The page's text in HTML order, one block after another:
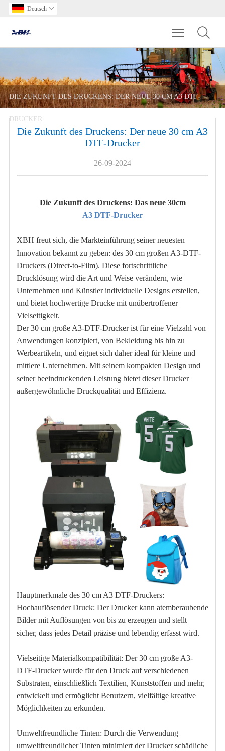
Deutsch 
Toggle
DIE ZUKUNFT DES DRUCKENS: DER NEUE 30 CM A3 DTF-
DRUCKER
Die Zukunft des Druckens: Der neue 30 cm A3
DTF-Drucker
26-09-2024
Die Zukunft des Druckens: Das neue 30cm
A3 DTF-Drucker
XBH freut sich, die Markteinführung seiner neuesten
Innovation bekannt zu geben: des 30 cm großen A3-DTF-
Druckers (Direct-to-Film). Diese fortschrittliche
Drucklösung wird die Art und Weise verändern, wie
Unternehmen und Künstler individuelle Designs erstellen,
und bietet hochwertige Drucke mit unübertroffener
Vielseitigkeit.
Der 30 cm große A3-DTF-Drucker ist für eine Vielzahl von
Anwendungen konzipiert, von Bekleidung bis hin zu
Werbeartikeln, und eignet sich daher ideal für kleine und
mittlere Unternehmen. Mit seinem kompakten Design und
seiner beeindruckenden Leistung bietet dieser Drucker
außergewöhnliche Druckqualität und Effizienz.
Hauptmerkmale des 30 cm A3 DTF-Druckers:
Hochauflösender Druck: Der Drucker kann atemberaubende
Bilder mit Auflösungen von bis zu erzeugen und stellt
sicher, dass jedes Detail präzise und lebendig erfasst wird.
Vielseitige Materialkompatibilität: Der 30 cm große A3-
DTF-Drucker wurde für den Druck auf verschiedenen
Substraten, einschließlich Textilien, Kunststoffen und mehr,
entwickelt und ermöglicht Benutzern, vielfältige kreative
Möglichkeiten zu erkunden.
Umweltfreundliche Tinten: Durch die Verwendung
umweltfreundlicher Tinten minimiert der Drucker schädliche